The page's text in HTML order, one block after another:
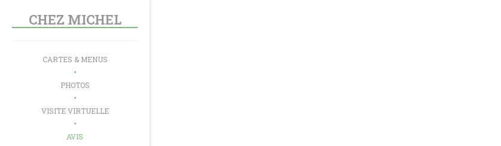
CHEZ MICHEL
CARTES & MENUS
PHOTOS
VISITE VIRTUELLE
AVIS